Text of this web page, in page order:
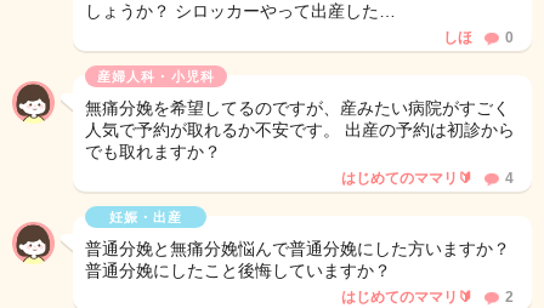
しょうか？ シロッカーやって出産した…
しほ 0
産婦人科・小児科
無痛分娩を希望してるのですが、産みたい病院がすごく
人気で予約が取れるか不安です。 出産の予約は初診から
でも取れますか？
はじめてのママリ🔰 4
妊娠・出産
普通分娩と無痛分娩悩んで普通分娩にした方いますか？
普通分娩にしたこと後悔していますか？
はじめてのママリ🔰 2